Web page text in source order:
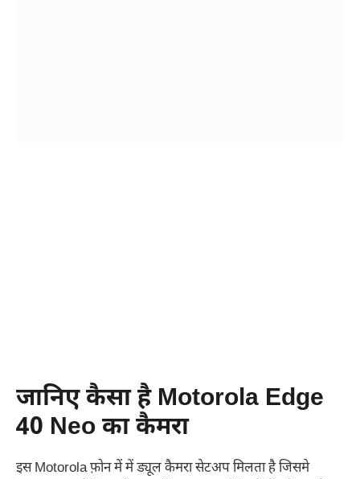
जानिए कैसा है Motorola Edge
40 Neo का कैमरा
इस Motorola फ़ोन में में ड्यूल कैमरा सेटअप मिलता है जिसमे